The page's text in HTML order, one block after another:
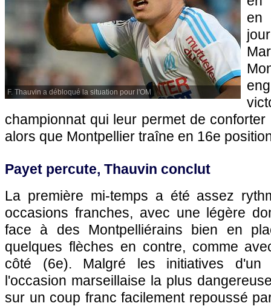
F. Thauvin a débloqué la situation pour l'OM
en
championnat qui leur permet de
alors que Montpellier traîne en 16e
Payet percute, Thauvin conclut
La première mi-temps a été assez
occasions franches, avec une légère
face à des Montpelliérains bien en
quelques flèches en contre, comme
côté (6e). Malgré les initiatives d'un
l'occasion marseillaise la plus
sur un coup franc facilement repoussé